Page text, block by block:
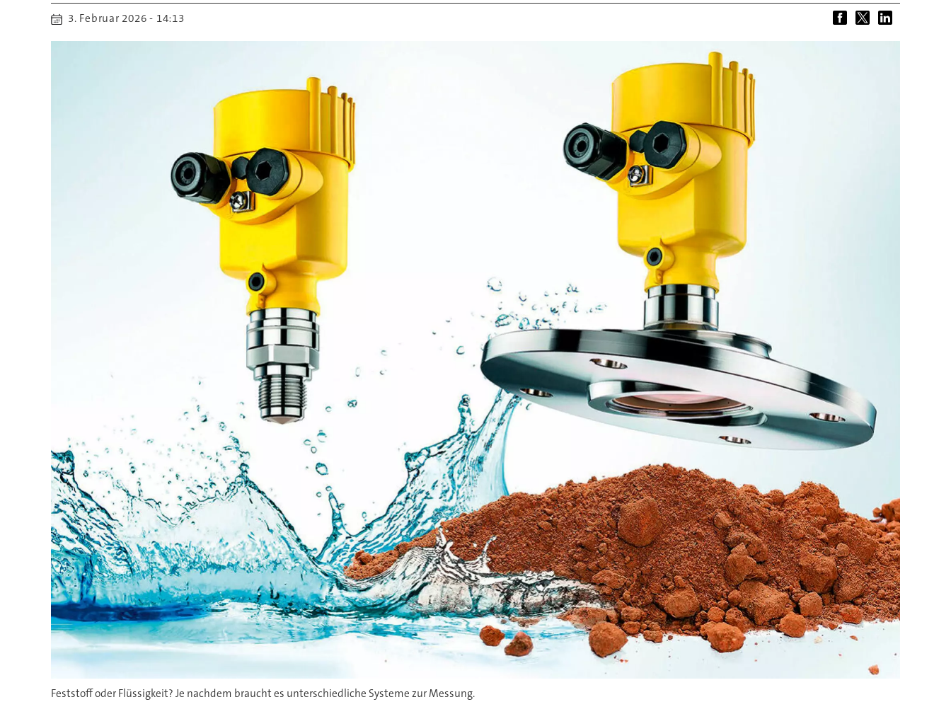
3. Februar 2026 - 14:13
Feststoff oder Flüssigkeit? Je nachdem braucht es unterschiedliche Systeme zur Messung.